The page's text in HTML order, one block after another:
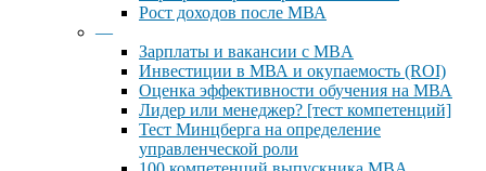
Рост доходов после МВА
—
Зарплаты и вакансии с MBA
Инвестиции в МВА и окупаемость (ROI)
Оценка эффективности обучения на МВА
Лидер или менеджер? [тест компетенций]
Тест Минцберга на определение
управленческой роли